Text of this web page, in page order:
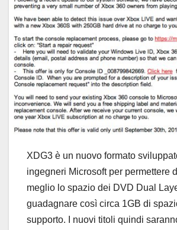
XDG3 è un nuovo formato
ingegneri Microsoft per permettere
meglio lo spazio dei DVD Dual
guadagnare così circa 1GB di
supporto. I nuovi titoli quindi